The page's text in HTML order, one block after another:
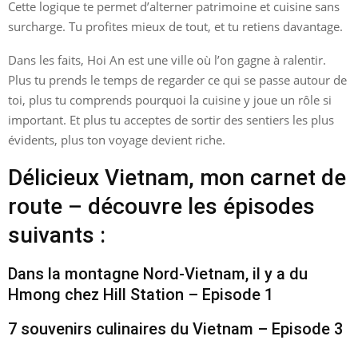
Cette logique te permet d’alterner patrimoine et cuisine sans
surcharge. Tu profites mieux de tout, et tu retiens davantage.
Dans les faits, Hoi An est une ville où l’on gagne à ralentir.
Plus tu prends le temps de regarder ce qui se passe autour de
toi, plus tu comprends pourquoi la cuisine y joue un rôle si
important. Et plus tu acceptes de sortir des sentiers les plus
évidents, plus ton voyage devient riche.
Délicieux Vietnam, mon carnet de
route – découvre les épisodes
suivants :
Dans la montagne Nord-Vietnam, il y a du
Hmong chez Hill Station – Episode 1
7 souvenirs culinaires du Vietnam – Episode 3